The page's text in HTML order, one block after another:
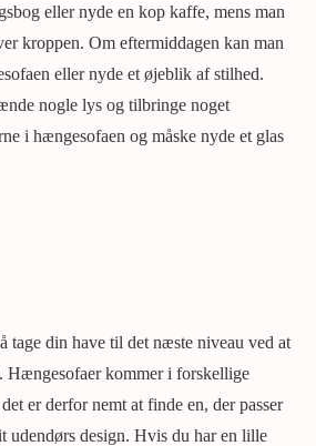
eller nyde en kop kaffe, mens man
kroppen. Om eftermiddagen kan man
eller nyde et øjeblik af stilhed.
nogle lys og tilbringe noget
i hængesofaen og måske nyde et glas
tage din have til det næste niveau ved at
Hængesofaer kommer i forskellige
er derfor nemt at finde en, der passer
udendørs design. Hvis du har en lille